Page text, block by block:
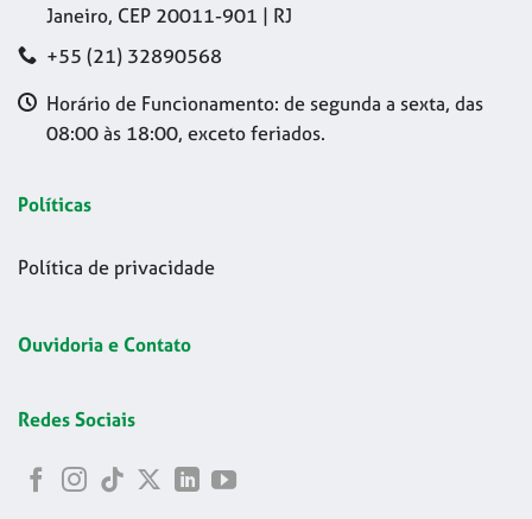
Janeiro, CEP 20011-901 | RJ
+55 (21) 32890568
Horário de Funcionamento: de segunda a sexta, das
08:00 às 18:00, exceto feriados.
Políticas
Política de privacidade
Ouvidoria e Contato
Redes Sociais